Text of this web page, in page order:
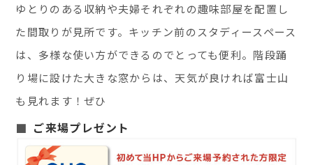
ゆとりのある収納や夫婦それぞれの趣味部屋を配置し
た間取りが見所です。キッチン前のスタディースペース
は、多様な使い方ができるのでとっても便利。階段踊
り場に設けた大きな窓からは、天気が良ければ富士山
も見れます！ぜひ
ご来場プレゼント